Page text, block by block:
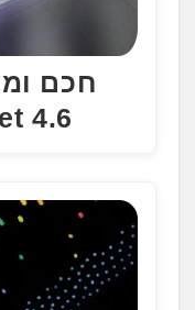
חכם
4.6